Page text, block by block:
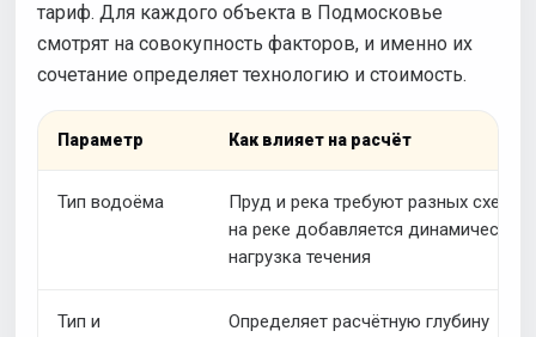
тариф. Для каждого объекта в Подмосковье
смотрят на совокупность факторов, и именно их
сочетание определяет технологию и стоимость.
Параметр Как влияет на расчёт
Тип водоёма
Пруд и река требуют разных схем —
на реке добавляется динамическая
нагрузка течения
Тип и
Определяет расчётную глубину